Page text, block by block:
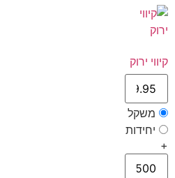
קיווי ירוק
משקל
יחידות
+